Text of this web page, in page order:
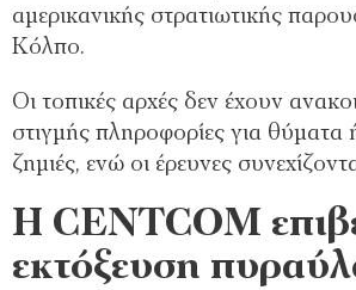
αμερικανικής στρατιωτικής
Κόλπο.
Οι τοπικές αρχές δεν έχουν
στιγμής πληροφορίες για θύματα
ζημιές, ενώ οι έρευνες
Η CENTCOM
εκτόξευση